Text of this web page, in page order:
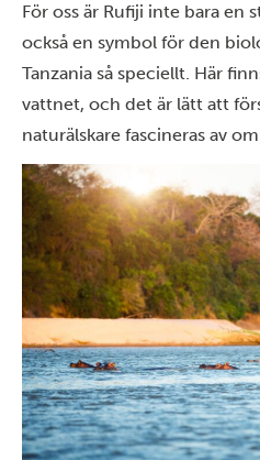
För oss är Rufiji inte bara en
också en symbol för den
Tanzania så speciellt. Här
vattnet, och det är lätt att
naturälskare fascineras av